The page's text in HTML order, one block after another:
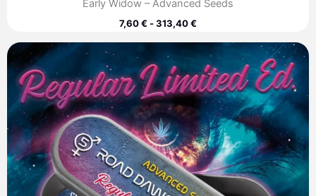
Early Widow – Advanced Seeds
7,60€-313,40€